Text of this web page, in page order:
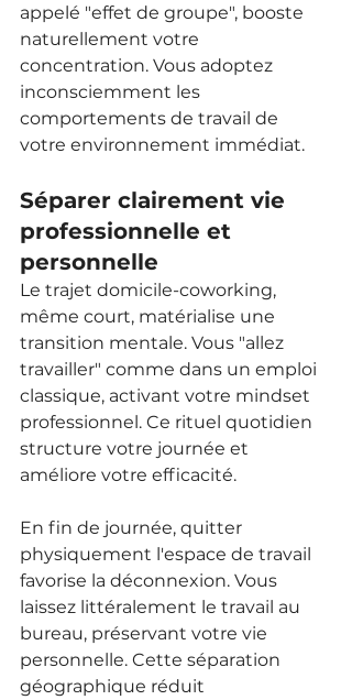
appelé "effet de groupe", booste
naturellement votre
concentration. Vous adoptez
inconsciemment les
comportements de travail de
votre environnement immédiat.
Séparer clairement vie
professionnelle et
personnelle
Le trajet domicile-coworking,
même court, matérialise une
transition mentale. Vous "allez
travailler" comme dans un emploi
classique, activant votre mindset
professionnel. Ce rituel quotidien
structure votre journée et
améliore votre efficacité.
En fin de journée, quitter
physiquement l'espace de travail
favorise la déconnexion. Vous
laissez littéralement le travail au
bureau, préservant votre vie
personnelle. Cette séparation
géographique réduit